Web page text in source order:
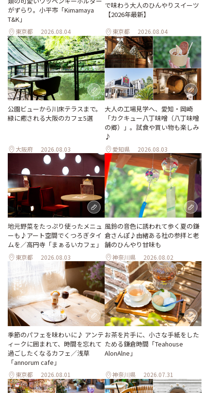
がずらり。小平市「Kimamaya
T&K」
東京都 2026.08.04
で味わう大人のひんやりスイーツ
【2026年最新】
東京都 2026.08.04
公園ビューから川床テラスまで。
緑に癒される大阪のカフェ5選
大阪府 2026.08.03
大人の工場見学へ、愛知・岡崎
「カクキュー八丁味噌（八丁味噌
の郷）」。試食や買い物も楽しみ
♪
愛知県 2026.08.03
地元野菜をたっぷり使ったメニュ
ーも♪アート空間でくつろぎタイ
ムを／高円寺「まぁるいカフェ」
東京都 2026.08.03
風鈴の音色に誘われて歩く夏の鎌
倉さんぽ♪由緒ある社の参拝と老
舗のひんやり甘味も
神奈川県 2026.08.02
季節のパフェを味わいに♪ アンテ
ィークに囲まれて、時間を忘れて
過ごしたくなるカフェ／浅草
「annorum cafe」
東京都 2026.08.01
お茶を片手に、小さな手紙をした
ためる鎌倉時間「Teahouse
AlonAlne」
神奈川県 2026.07.31